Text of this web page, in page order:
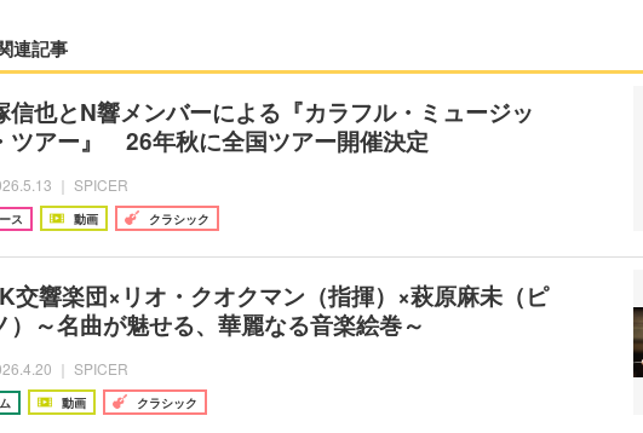
連記事
信也とN響メンバーによる『カラフル・ミュージッ
ツアー』 26年秋に全国ツアー開催決定
｜ SPICER
ス 動画 クラシック
交響楽団×リオ・クオクマン（指揮）×萩原麻未（ピ
）～名曲が魅せる、華麗なる音楽絵巻～
｜ SPICER
動画 クラシック